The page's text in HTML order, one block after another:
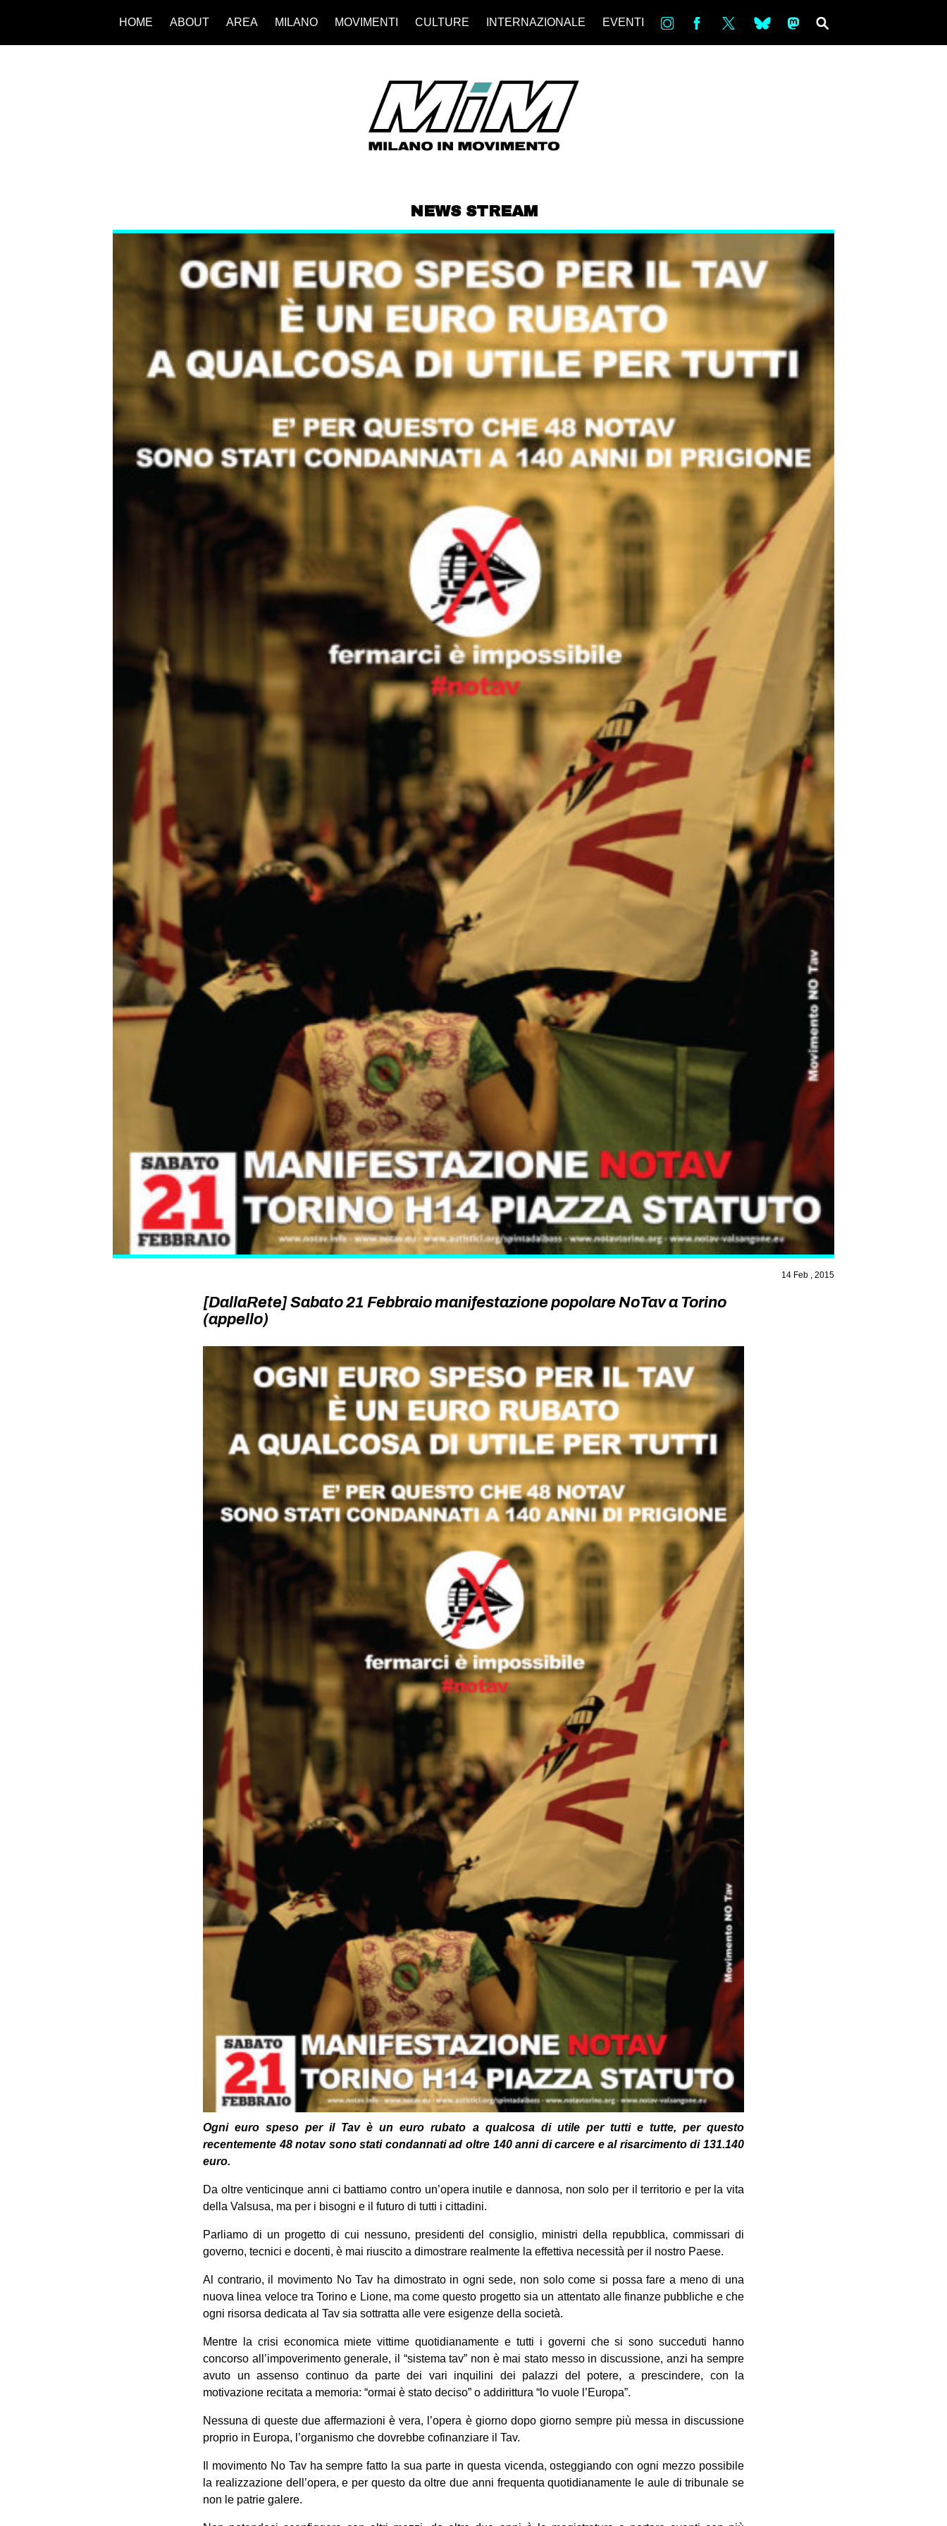
HOME ABOUT AREA MILANO MOVIMENTI CULTURE INTERNAZIONALE EVENTI in bsky ms
NEWS STREAM
14 Feb , 2015
[DallaRete] Sabato 21 Febbraio manifestazione popolare NoTav a Torino
(appello)
Ogni euro speso per il Tav è un euro rubato a qualcosa di utile per tutti e tutte, per questo
recentemente 48 notav sono stati condannati ad oltre 140 anni di carcere e al risarcimento di 131.140
euro.
Da oltre venticinque anni ci battiamo contro un’opera inutile e dannosa, non solo per il territorio e per la vita
della Valsusa, ma per i bisogni e il futuro di tutti i cittadini.
Parliamo di un progetto di cui nessuno, presidenti del consiglio, ministri della repubblica, commissari di
governo, tecnici e docenti, è mai riuscito a dimostrare realmente la effettiva necessità per il nostro Paese.
Al contrario, il movimento No Tav ha dimostrato in ogni sede, non solo come si possa fare a meno di una
nuova linea veloce tra Torino e Lione, ma come questo progetto sia un attentato alle finanze pubbliche e che
ogni risorsa dedicata al Tav sia sottratta alle vere esigenze della società.
Mentre la crisi economica miete vittime quotidianamente e tutti i governi che si sono succeduti hanno
concorso all’impoverimento generale, il “sistema tav” non è mai stato messo in discussione, anzi ha sempre
avuto un assenso continuo da parte dei vari inquilini dei palazzi del potere, a prescindere, con la
motivazione recitata a memoria: “ormai è stato deciso” o addirittura “lo vuole l’Europa”.
Nessuna di queste due affermazioni è vera, l’opera è giorno dopo giorno sempre più messa in discussione
proprio in Europa, l’organismo che dovrebbe cofinanziare il Tav.
Il movimento No Tav ha sempre fatto la sua parte in questa vicenda, osteggiando con ogni mezzo possibile
la realizzazione dell’opera, e per questo da oltre due anni frequenta quotidianamente le aule di tribunale se
non le patrie galere.